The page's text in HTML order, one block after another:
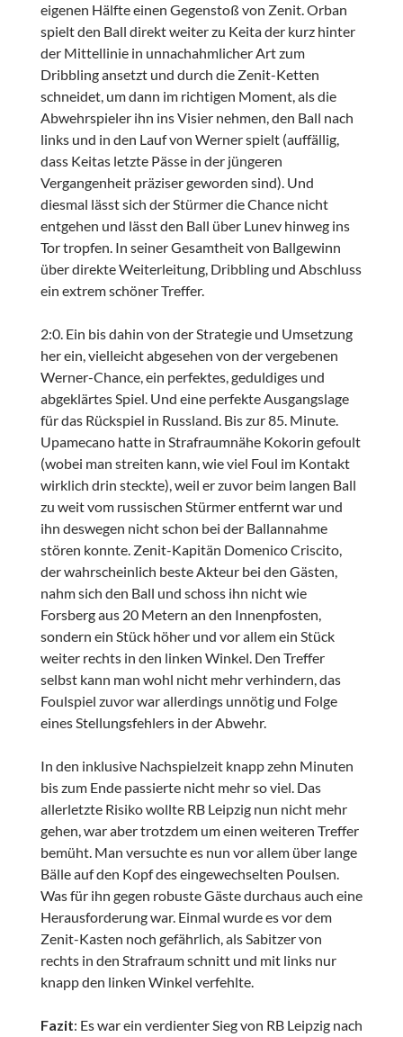
eigenen Hälfte einen Gegenstoß von Zenit. Orban
spielt den Ball direkt weiter zu Keita der kurz hinter
der Mittellinie in unnachahmlicher Art zum
Dribbling ansetzt und durch die Zenit-Ketten
schneidet, um dann im richtigen Moment, als die
Abwehrspieler ihn ins Visier nehmen, den Ball nach
links und in den Lauf von Werner spielt (auffällig,
dass Keitas letzte Pässe in der jüngeren
Vergangenheit präziser geworden sind). Und
diesmal lässt sich der Stürmer die Chance nicht
entgehen und lässt den Ball über Lunev hinweg ins
Tor tropfen. In seiner Gesamtheit von Ballgewinn
über direkte Weiterleitung, Dribbling und Abschluss
ein extrem schöner Treffer.
2:0. Ein bis dahin von der Strategie und Umsetzung
her ein, vielleicht abgesehen von der vergebenen
Werner-Chance, ein perfektes, geduldiges und
abgeklärtes Spiel. Und eine perfekte Ausgangslage
für das Rückspiel in Russland. Bis zur 85. Minute.
Upamecano hatte in Strafraumnähe Kokorin gefoult
(wobei man streiten kann, wie viel Foul im Kontakt
wirklich drin steckte), weil er zuvor beim langen Ball
zu weit vom russischen Stürmer entfernt war und
ihn deswegen nicht schon bei der Ballannahme
stören konnte. Zenit-Kapitän Domenico Criscito,
der wahrscheinlich beste Akteur bei den Gästen,
nahm sich den Ball und schoss ihn nicht wie
Forsberg aus 20 Metern an den Innenpfosten,
sondern ein Stück höher und vor allem ein Stück
weiter rechts in den linken Winkel. Den Treffer
selbst kann man wohl nicht mehr verhindern, das
Foulspiel zuvor war allerdings unnötig und Folge
eines Stellungsfehlers in der Abwehr.
In den inklusive Nachspielzeit knapp zehn Minuten
bis zum Ende passierte nicht mehr so viel. Das
allerletzte Risiko wollte RB Leipzig nun nicht mehr
gehen, war aber trotzdem um einen weiteren Treffer
bemüht. Man versuchte es nun vor allem über lange
Bälle auf den Kopf des eingewechselten Poulsen.
Was für ihn gegen robuste Gäste durchaus auch eine
Herausforderung war. Einmal wurde es vor dem
Zenit-Kasten noch gefährlich, als Sabitzer von
rechts in den Strafraum schnitt und mit links nur
knapp den linken Winkel verfehlte.
Fazit: Es war ein verdienter Sieg von RB Leipzig nach